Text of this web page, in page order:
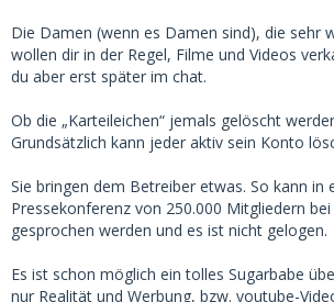
Die Damen (wenn es Damen sind), die sehr
wollen dir in der Regel, Filme und Videos
du aber erst später im chat.
Ob die „Karteileichen“ jemals gelöscht
Grundsätzlich kann jeder aktiv sein Konto
Sie bringen dem Betreiber etwas. So kann in
Pressekonferenz von 250.000 Mitgliedern
gesprochen werden und es ist nicht gelogen.
Es ist schon möglich ein tolles Sugarbabe
nur Realität und Werbung, bzw. youtube-